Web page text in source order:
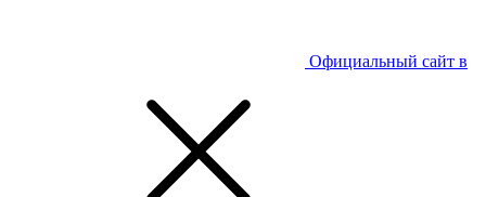
Официальный сайт в